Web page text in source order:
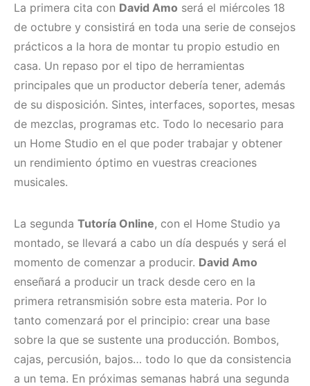
La primera cita con David Amo será el miércoles 18
de octubre y consistirá en toda una serie de consejos
prácticos a la hora de montar tu propio estudio en
casa. Un repaso por el tipo de herramientas
principales que un productor debería tener, además
de su disposición. Sintes, interfaces, soportes, mesas
de mezclas, programas etc. Todo lo necesario para
un Home Studio en el que poder trabajar y obtener
un rendimiento óptimo en vuestras creaciones
musicales.
La segunda Tutoría Online, con el Home Studio ya
montado, se llevará a cabo un día después y será el
momento de comenzar a producir. David Amo
enseñará a producir un track desde cero en la
primera retransmisión sobre esta materia. Por lo
tanto comenzará por el principio: crear una base
sobre la que se sustente una producción. Bombos,
cajas, percusión, bajos… todo lo que da consistencia
a un tema. En próximas semanas habrá una segunda